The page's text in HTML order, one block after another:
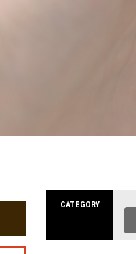
CATEGORY